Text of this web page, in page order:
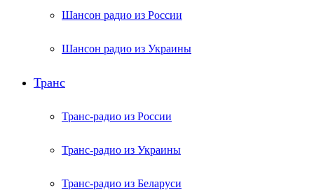
Шансон радио из России
Шансон радио из Украины
Транс
Транс-радио из России
Транс-радио из Украины
Транс-радио из Беларуси